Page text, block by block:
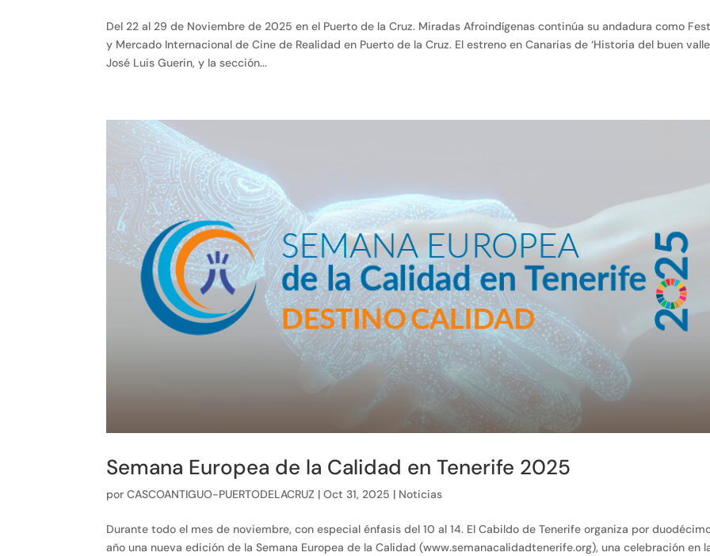
Del 22 al 29 de Noviembre de 2025 en el Puerto de la Cruz. Miradas Afroindígenas continúa su andadura como
y Mercado Internacional de Cine de Realidad en Puerto de la Cruz. El estreno en Canarias de ‘Historia del buen
José Luis Guerin, y la sección...
Semana Europea de la Calidad en Tenerife 2025
porCASCOANTIGUO-PUERTODELACRUZ |Oct 31, 2025 | Noticias
Durante todo el mes de noviembre, con especial énfasis del 10 al 14. El Cabildo de Tenerife organiza por
año una nueva edición de la Semana Europea de la Calidad (www.semanacalidadtenerife.org), una celebración en